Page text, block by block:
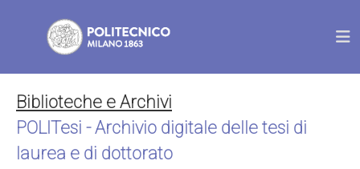
Biblioteche e Archivi
POLITesi - Archivio digitale delle tesi di
laurea e di dottorato